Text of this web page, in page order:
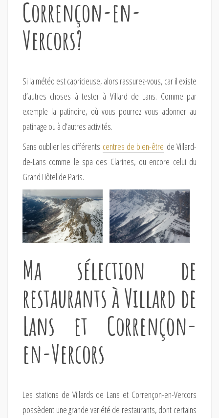
Corrençon-en-
Vercors?
Si la météo est capricieuse, alors rassurez-vous, car il existe
d’autres choses à tester à Villard de Lans. Comme par
exemple la patinoire, où vous pourrez vous adonner au
patinage ou à d’autres activités.
Sans oublier les différents centres de bien-être de Villard-
de-Lans comme le spa des Clarines, ou encore celui du
Grand Hôtel de Paris.
Ma sélection de
restaurants à Villard de
Lans et Corrençon-
en-Vercors
Les stations de Villards de Lans et Corrençon-en-Vercors
possèdent une grande variété de restaurants, dont certains